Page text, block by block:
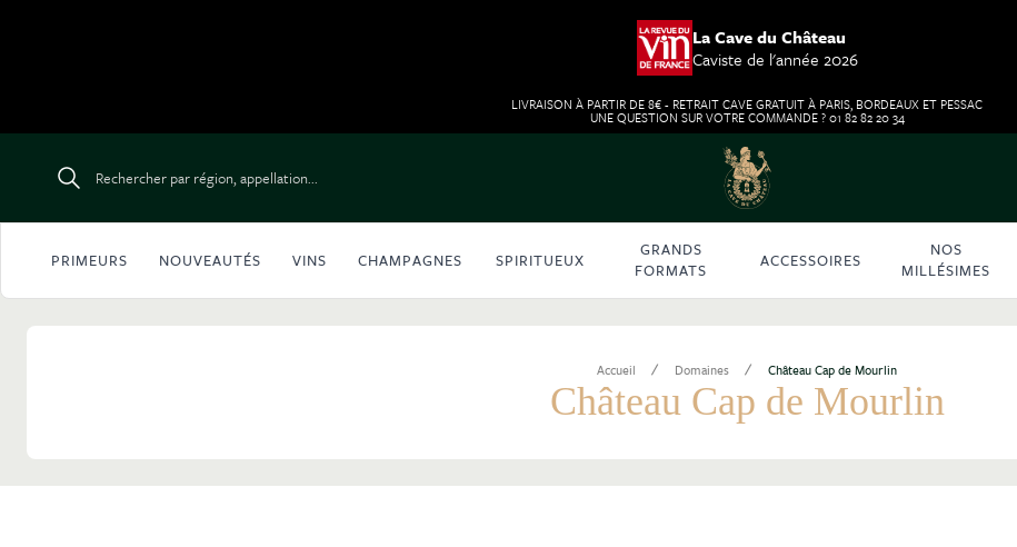
La Cave du Château
Caviste de l'année 2026
LIVRAISON À PARTIR DE 8€ - RETRAIT CAVE GRATUIT À PARIS, BORDEAUX ET PESSAC
UNE QUESTION SUR VOTRE COMMANDE ? 01 82 82 20 34
Rechercher par région, appellation...
PRIMEURS NOUVEAUTÉS VINS CHAMPAGNES SPIRITUEUX
GRANDS
FORMATS
ACCESSOIRES
NOS
MILLÉSIMES
Accueil / Domaines / Château Cap de Mourlin
Château Cap de Mourlin